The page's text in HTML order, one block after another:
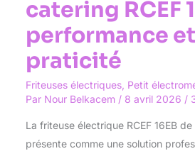
catering RCEF
performance et
praticité
Friteuses électriques, Petit
Par Nour Belkacem / 8 avril 2026 /
La friteuse électrique RCEF 16EB
présente comme une solution